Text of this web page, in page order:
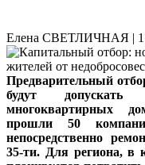
Елена СВЕТЛИЧНАЯ |
Предварительный
будут
многоквартирных
прошли 50
непосредственно
35-ти. Для региона, в